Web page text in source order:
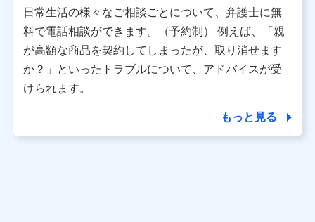
所、dポイント残高、dポイント利用履歴などが含まれます。
利用情報
当社又は株式会社NTTドコモが提供する各種サービスなどの
ご契約・ご利用などに関する情報。例として、当社又は株式
会社NTTドコモが提供する各種サービスのご契約状態・ご利
用履歴インターネット利用時の行動に関する情報、アプリケ
ーション利用時の行動に関する情報、購入されたサービスや
当社又は株式会社NTTドコモが提供する保険関連サービスに
日常生活の様々なご相談ごとについて、弁護士に無
料で電話相談ができます。（予約制） 例えば、「親
が高額な商品を契約してしまったが、取り消せます
か？」といったトラブルについて、アドバイスが受
けられます。
もっと見る